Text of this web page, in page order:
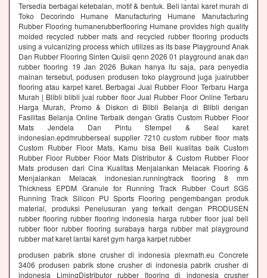
Tersedia berbagai ketebalan, motif & bentuk. Beli lantai karet murah di
Toko Decorindo Humane Manufacturing Humane Manufacturing
Rubber Flooring humanerubberflooring Humane provides high quality
molded recycled rubber mats and recycled rubber flooring products
using a vulcanizing process which utilizes as its base Playground Anak
Dan Rubber Flooring Sinten Quisii qenn 2026 01 playground anak dan
rubber flooring 19 Jan 2026 Bukan hanya itu saja, para penyedia
mainan tersebut, podusen produsen toko playground juga jualrubber
flooring atau karpet karet. Berbagai Jual Rubber Floor Terbaru Harga
Murah | Blibli blibli jual rubber floor Jual Rubber Floor Online Terbaru
Harga Murah, Promo & Diskon di Blibli Belanja di Blibli dengan
Fasilitas Belanja Online Terbaik dengan Gratis Custom Rubber Floor
Mats Jendela Dan Pintu Stempel & Seal karet
indonesian.epdmrubberseal supplier 7210 custom rubber floor mats
Custom Rubber Floor Mats, Kamu bisa Beli kualitas baik Custom
Rubber Floor Rubber Floor Mats Distributor & Custom Rubber Floor
Mats produsen dari Cina Kualitas Menjalankan Melacak Flooring &
Menjalankan Melacak indonesian.runningtrack flooring 8 mm
Thickness EPDM Granule for Running Track Rubber Court SGS
Running Track Silicon PU Sports Flooring pengembangan produk
material, produksi Penelusuran yang terkait dengan PRODUSEN
rubber flooring rubber flooring indonesia harga rubber floor jual beli
rubber floor rubber flooring surabaya harga rubber mat playground
rubber mat karet lantai karet gym harga karpet rubber
produsen pabrik stone crusher di indonesia plexmath.eu Concrete
3406 produsen pabrik stone crusher di indonesia pabrik crusher di
indonesia LimingDistributor rubber flooring di indonesia crusher